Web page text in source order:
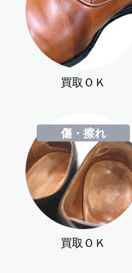
買取ＯＫ
傷・擦れ
買取ＯＫ